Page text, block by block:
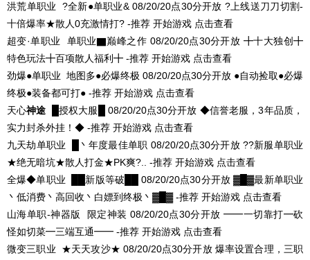
洪荒单职业 ?全新●单职业& 08/20/20点30分开放 ?上线送刀刀切割-
十倍爆率★散人0充激情打? -推荐 开始游戏 点击查看
超变·单职业
单职业▇巅峰之作 08/20/20点30分开放 ╋十大独创╋
特色玩法╋百项散人福利╋ -推荐 开始游戏 点击查看
劲爆●单职业 地图多●必爆终极 08/20/20点30分开放 ●自动捡取●必爆
终极●装备都可打● -推荐 开始游戏 点击查看
天心神途 █授权大服█ 08/20/20点30分开放 ◆信誉老服，3年品质，
实力封杀外挂！◆ -推荐 开始游戏 点击查看
九天劫单职业
█丶年度最佳单职 08/20/20点30分开放 ??新服单职业
★绝无暗坑★散人打金★PK爽?.. -推荐 开始游戏 点击查看
全爆◆单职业
██新版等破██ 08/20/20点30分开放 ▓█▓最新单职业
丶低消费丶高回收丶白嫖到终极丶▓█▓ -推荐 开始游戏 点击查看
山海单职-神器版
限定神装 08/20/20点30分开放 ━━一切靠打━砍
怪如切菜━三端互通━━ -推荐 开始游戏 点击查看
微变三职业
★天天攻沙★ 08/20/20点30分开放 爆率设置合理，三职